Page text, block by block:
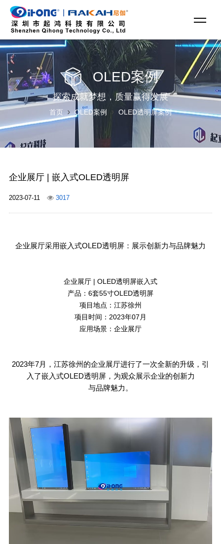
OLED案例
探索成就梦想，质量赢得发展
首页 OLED案例 OLED透明屏案例
企业展厅 | 嵌入式OLED透明屏
2023-07-11 3017
企业展厅采用嵌入式OLED透明屏：展示创新力与品牌魅力
企业展厅 | OLED透明屏嵌入式
产品：6套55寸OLED透明屏
项目地点：江苏徐州
项目时间：2023年07月
应用场景：企业展厅
2023年7月，江苏徐州的企业展厅进行了一次全新的升级，引
入了嵌入式OLED透明屏，为观众展示企业的创新力
与品牌魅力。